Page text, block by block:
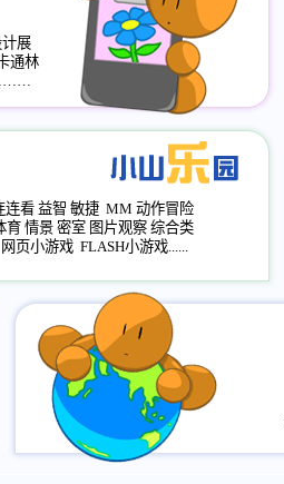
展
通林
连看 益智 敏捷 MM 动作冒险
育 情景 密室 图片观察 综合类
网页小游戏 FLASH小游戏......